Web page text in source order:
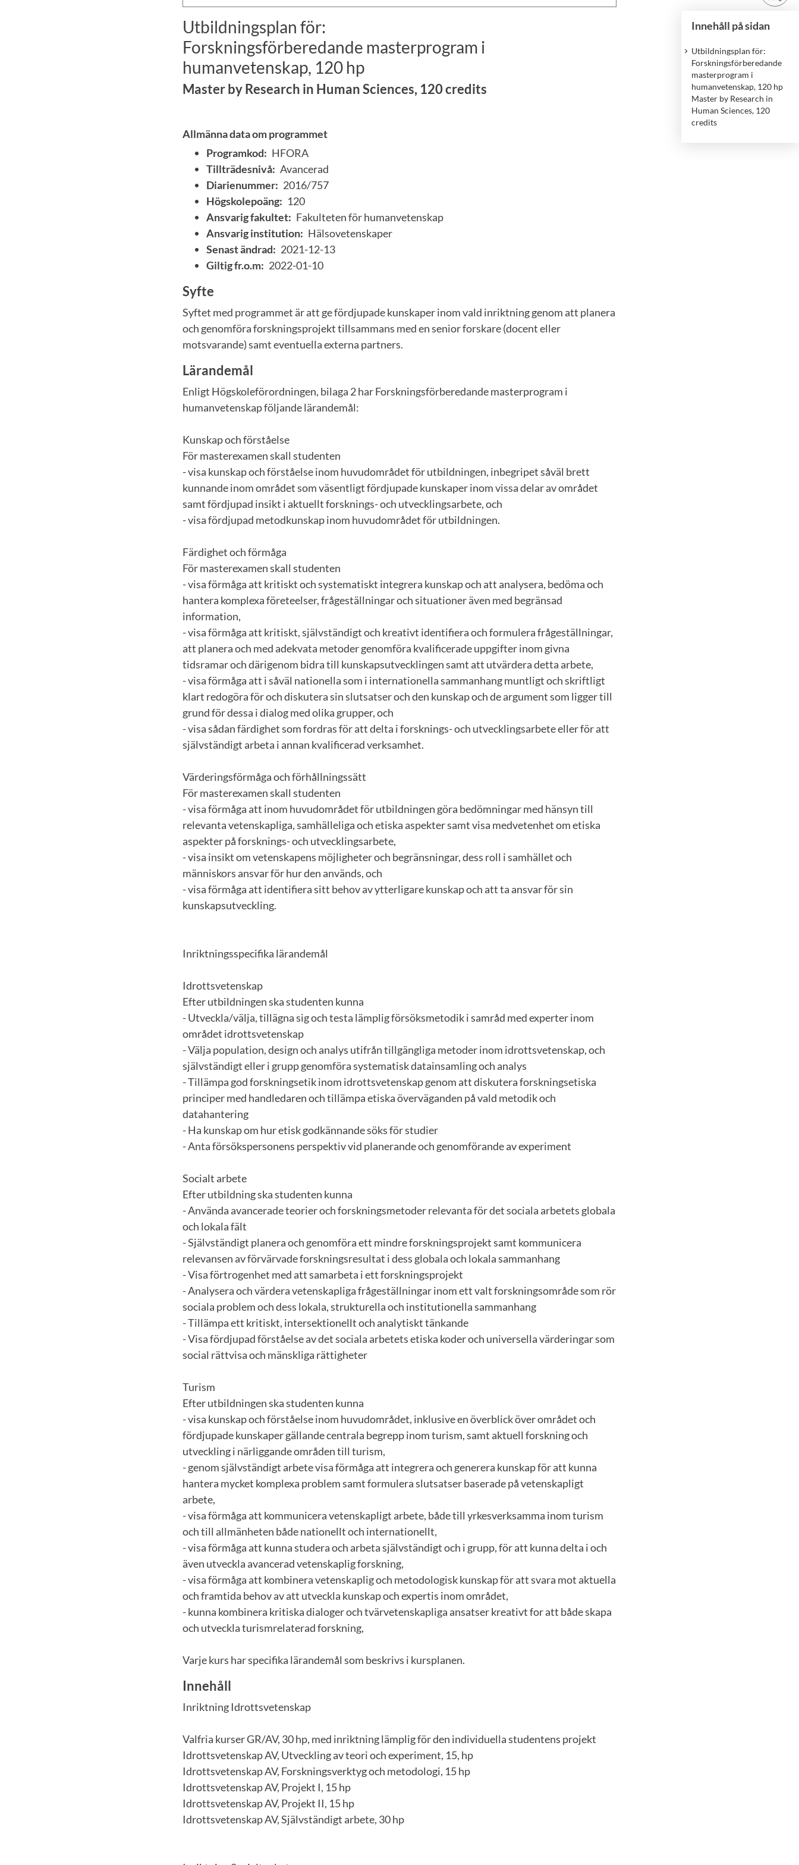
Innehåll på sidan
Utbildningsplan för:
Forskningsförberedande
masterprogram i
humanvetenskap, 120 hp
Master by Research in
Human Sciences, 120
credits
Utbildningsplan för:
Forskningsförberedande masterprogram i
humanvetenskap, 120 hp
Master by Research in Human Sciences, 120 credits
Allmänna data om programmet
Programkod: HFORA
Tillträdesnivå: Avancerad
Diarienummer: 2016/757
Högskolepoäng: 120
Ansvarig fakultet: Fakulteten för humanvetenskap
Ansvarig institution: Hälsovetenskaper
Senast ändrad: 2021-12-13
Giltig fr.o.m: 2022-01-10
Syfte
Syftet med programmet är att ge fördjupade kunskaper inom vald inriktning genom att planera
och genomföra forskningsprojekt tillsammans med en senior forskare (docent eller
motsvarande) samt eventuella externa partners.
Lärandemål
Enligt Högskoleförordningen, bilaga 2 har Forskningsförberedande masterprogram i
humanvetenskap följande lärandemål:
Kunskap och förståelse
För masterexamen skall studenten
- visa kunskap och förståelse inom huvudområdet för utbildningen, inbegripet såväl brett
kunnande inom området som väsentligt fördjupade kunskaper inom vissa delar av området
samt fördjupad insikt i aktuellt forsknings- och utvecklingsarbete, och
- visa fördjupad metodkunskap inom huvudområdet för utbildningen.
Färdighet och förmåga
För masterexamen skall studenten
- visa förmåga att kritiskt och systematiskt integrera kunskap och att analysera, bedöma och
hantera komplexa företeelser, frågeställningar och situationer även med begränsad
information,
- visa förmåga att kritiskt, självständigt och kreativt identifiera och formulera frågeställningar,
att planera och med adekvata metoder genomföra kvalificerade uppgifter inom givna
tidsramar och därigenom bidra till kunskapsutvecklingen samt att utvärdera detta arbete,
- visa förmåga att i såväl nationella som i internationella sammanhang muntligt och skriftligt
klart redogöra för och diskutera sin slutsatser och den kunskap och de argument som ligger till
grund för dessa i dialog med olika grupper, och
- visa sådan färdighet som fordras för att delta i forsknings- och utvecklingsarbete eller för att
självständigt arbeta i annan kvalificerad verksamhet.
Värderingsförmåga och förhållningssätt
För masterexamen skall studenten
- visa förmåga att inom huvudområdet för utbildningen göra bedömningar med hänsyn till
relevanta vetenskapliga, samhälleliga och etiska aspekter samt visa medvetenhet om etiska
aspekter på forsknings- och utvecklingsarbete,
- visa insikt om vetenskapens möjligheter och begränsningar, dess roll i samhället och
människors ansvar för hur den används, och
- visa förmåga att identifiera sitt behov av ytterligare kunskap och att ta ansvar för sin
kunskapsutveckling.
Inriktningsspecifika lärandemål
Idrottsvetenskap
Efter utbildningen ska studenten kunna
- Utveckla/välja, tillägna sig och testa lämplig försöksmetodik i samråd med experter inom
området idrottsvetenskap
- Välja population, design och analys utifrån tillgängliga metoder inom idrottsvetenskap, och
självständigt eller i grupp genomföra systematisk datainsamling och analys
- Tillämpa god forskningsetik inom idrottsvetenskap genom att diskutera forskningsetiska
principer med handledaren och tillämpa etiska överväganden på vald metodik och
datahantering
- Ha kunskap om hur etisk godkännande söks för studier
- Anta försökspersonens perspektiv vid planerande och genomförande av experiment
Socialt arbete
Efter utbildning ska studenten kunna
- Använda avancerade teorier och forskningsmetoder relevanta för det sociala arbetets globala
och lokala fält
- Självständigt planera och genomföra ett mindre forskningsprojekt samt kommunicera
relevansen av förvärvade forskningsresultat i dess globala och lokala sammanhang
- Visa förtrogenhet med att samarbeta i ett forskningsprojekt
- Analysera och värdera vetenskapliga frågeställningar inom ett valt forskningsområde som rör
sociala problem och dess lokala, strukturella och institutionella sammanhang
- Tillämpa ett kritiskt, intersektionellt och analytiskt tänkande
- Visa fördjupad förståelse av det sociala arbetets etiska koder och universella värderingar som
social rättvisa och mänskliga rättigheter
Turism
Efter utbildningen ska studenten kunna
- visa kunskap och förståelse inom huvudområdet, inklusive en överblick över området och
fördjupade kunskaper gällande centrala begrepp inom turism, samt aktuell forskning och
utveckling i närliggande områden till turism,
- genom självständigt arbete visa förmåga att integrera och generera kunskap för att kunna
hantera mycket komplexa problem samt formulera slutsatser baserade på vetenskapligt
arbete,
- visa förmåga att kommunicera vetenskapligt arbete, både till yrkesverksamma inom turism
och till allmänheten både nationellt och internationellt,
- visa förmåga att kunna studera och arbeta självständigt och i grupp, för att kunna delta i och
även utveckla avancerad vetenskaplig forskning,
- visa förmåga att kombinera vetenskaplig och metodologisk kunskap för att svara mot aktuella
och framtida behov av att utveckla kunskap och expertis inom området,
- kunna kombinera kritiska dialoger och tvärvetenskapliga ansatser kreativt for att både skapa
och utveckla turismrelaterad forskning,
Varje kurs har specifika lärandemål som beskrivs i kursplanen.
Innehåll
Inriktning Idrottsvetenskap
Valfria kurser GR/AV, 30 hp, med inriktning lämplig för den individuella studentens projekt
Idrottsvetenskap AV, Utveckling av teori och experiment, 15, hp
Idrottsvetenskap AV, Forskningsverktyg och metodologi, 15 hp
Idrottsvetenskap AV, Projekt I, 15 hp
Idrottsvetenskap AV, Projekt II, 15 hp
Idrottsvetenskap AV, Självständigt arbete, 30 hp